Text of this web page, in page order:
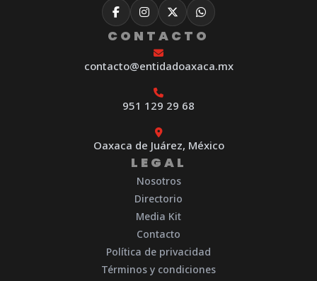
CONTACTO
contacto@entidadoaxaca.mx
951 129 29 68
Oaxaca de Juárez, México
LEGAL
Nosotros
Directorio
Media Kit
Contacto
Política de privacidad
Términos y condiciones